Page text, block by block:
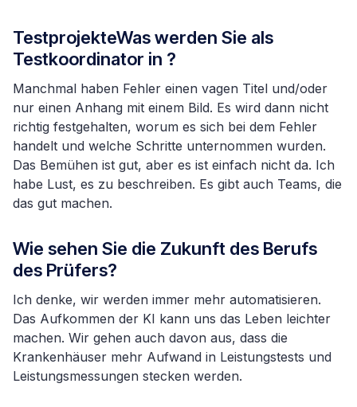
TestprojekteWas werden Sie als
Testkoordinator in ?
Manchmal haben Fehler einen vagen Titel und/oder
nur einen Anhang mit einem Bild. Es wird dann nicht
richtig festgehalten, worum es sich bei dem Fehler
handelt und welche Schritte unternommen wurden.
Das Bemühen ist gut, aber es ist einfach nicht da. Ich
habe Lust, es zu beschreiben. Es gibt auch Teams, die
das gut machen.
Wie sehen Sie die Zukunft des Berufs
des Prüfers?
Ich denke, wir werden immer mehr automatisieren.
Das Aufkommen der KI kann uns das Leben leichter
machen. Wir gehen auch davon aus, dass die
Krankenhäuser mehr Aufwand in Leistungstests und
Leistungsmessungen stecken werden.